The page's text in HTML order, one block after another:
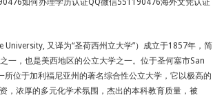
如何办理学历认证QQ微信551190476海外文凭认证
University, 又译为“圣荷西州立大学”）成立于1857年，简
一，也是美西地区的公立大学之一。位于圣何塞市San
所位于加利福尼亚州的著名综合性公立大学，它以极高的
，浓厚的多元化学术氛围，杰出的本科教育质量，被